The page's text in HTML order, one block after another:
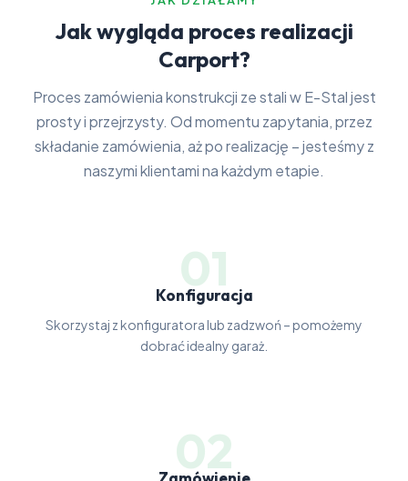
Jak wygląda proces realizacji
Carport?
Proces zamówienia konstrukcji ze stali w E-Stal jest
prosty i przejrzysty. Od momentu zapytania, przez
składanie zamówienia, aż po realizację – jesteśmy z
naszymi klientami na każdym etapie.
01
Konfiguracja
Skorzystaj z konfiguratora lub zadzwoń – pomożemy
dobrać idealny garaż.
02